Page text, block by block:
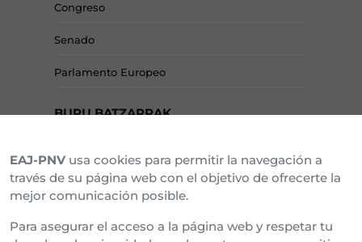
Congreso
Senado
Parlamento Europeo
BURU BATZARRAK
Araba Buru Batzar
Bizkai Buru Batzar
Gipuzko Buru Batzar
EAJ-PNV usa cookies para permitir la navegación a
través de su página web con el objetivo de ofrecerte la
mejor comunicación posible.
Para asegurar el acceso a la página web y respetar tu